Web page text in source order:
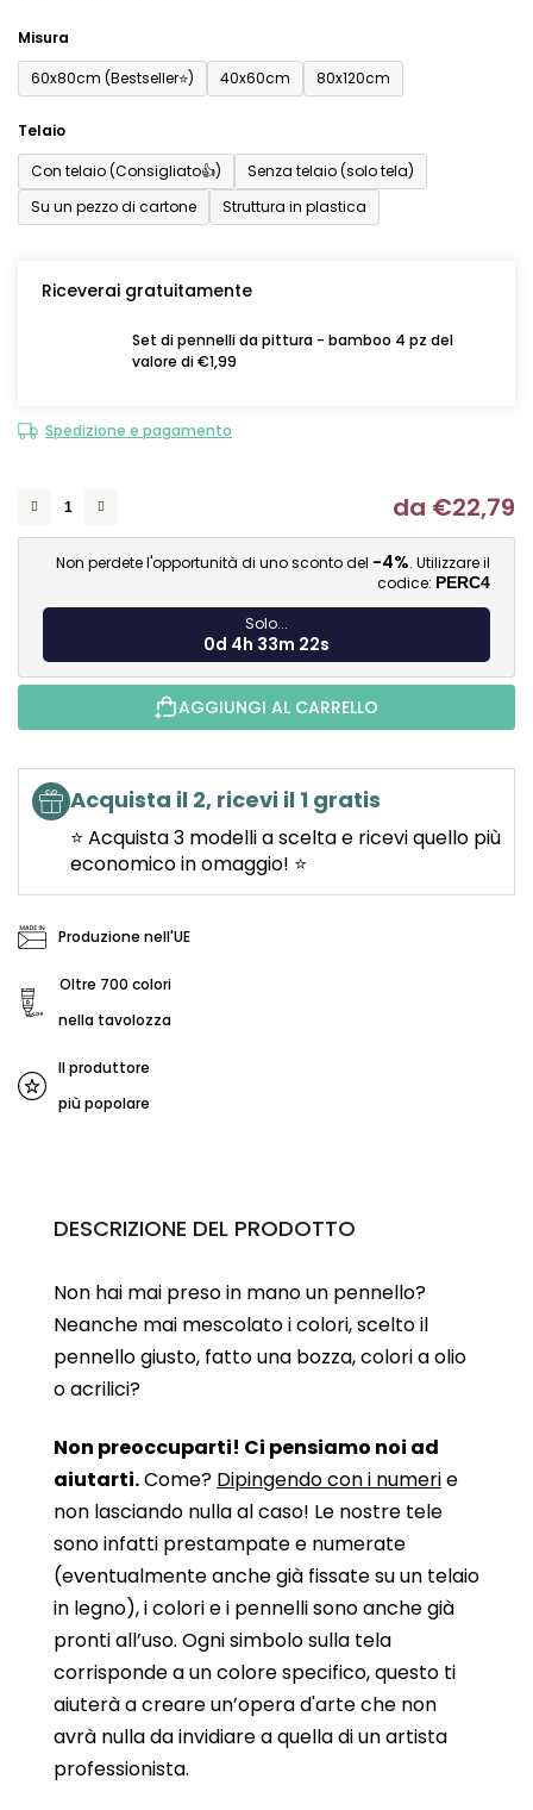
Misura
60x80cm (Bestseller⭐)
40x60cm 80x120cm
Telaio
Con telaio (Consigliato👍)
Senza telaio (solo tela)
Su un pezzo di cartone
Struttura in plastica
Riceverai gratuitamente
Set di pennelli da pittura - bamboo 4 pz del
valore di €1,99
Spedizione e pagamento
da €22,79
Non perdete l'opportunità di uno sconto del -4%. Utilizzare il
codice: PERC4
Solo...
0d 4h 33m 21s
AGGIUNGI AL CARRELLO
Acquista il 2, ricevi il 1 gratis
⭐ Acquista 3 modelli a scelta e ricevi quello più
economico in omaggio! ⭐
Produzione nell'UE
Oltre 700 colori
nella tavolozza
Il produttore
più popolare
DESCRIZIONE DEL PRODOTTO
Non hai mai preso in mano un pennello?
Neanche mai mescolato i colori, scelto il
pennello giusto, fatto una bozza, colori a olio
o acrilici?
Non preoccuparti! Ci pensiamo noi ad
aiutarti.Come? Dipingendo con i numerie
non lasciando nulla al caso! Le nostre tele
sono infatti prestampate e numerate
(eventualmente anche già fissate su un telaio
in legno), i colori e i pennelli sono anche già
pronti all’uso. Ogni simbolo sulla tela
corrisponde a un colore specifico, questo ti
aiuterà a creare un’opera d'arte che non
avrà nulla da invidiare a quella di un artista
professionista.